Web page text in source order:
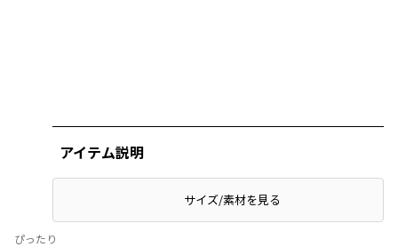
ぴったり
アイテム説明
サイズ/素材を見る